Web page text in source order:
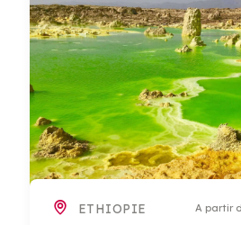
ETHIOPIE A partir